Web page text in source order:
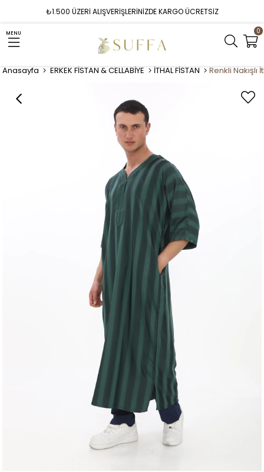
₺1.500 ÜZERİ ALIŞVERİŞLERİNİZDE KARGO ÜCRETSİZ
MENU 0
Anasayfa ERKEK FİSTAN & CELLABİYE İTHAL FİSTAN Renkli